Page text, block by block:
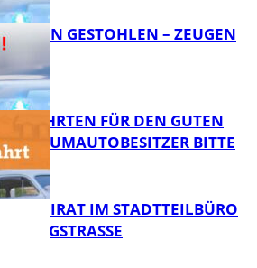
KETTEN GESTOHLEN – ZEUGEN
FÜR DEN GUTEN
– TRAUMAUTOBESITZER BITTE
IM STADTTEILBÜRO